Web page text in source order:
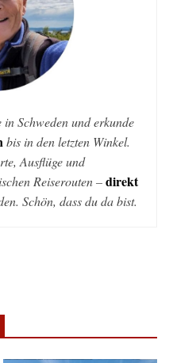
in Schweden und erkunde
bis in den letzten Winkel.
Ausflüge und
Reiserouten –direkt
Schön, dass du da bist.